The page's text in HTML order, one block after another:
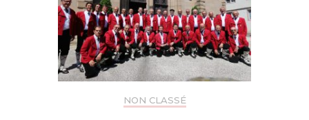
NON CLASSÉ